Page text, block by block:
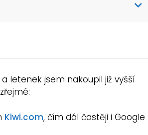
letenek jsem nakoupil již vyšší
Kiwi.com, čím dál častěji i Google